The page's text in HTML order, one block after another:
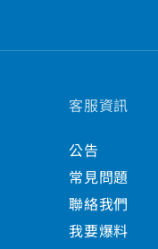
客服資訊
公告
常見問題
聯絡我們
我要爆料